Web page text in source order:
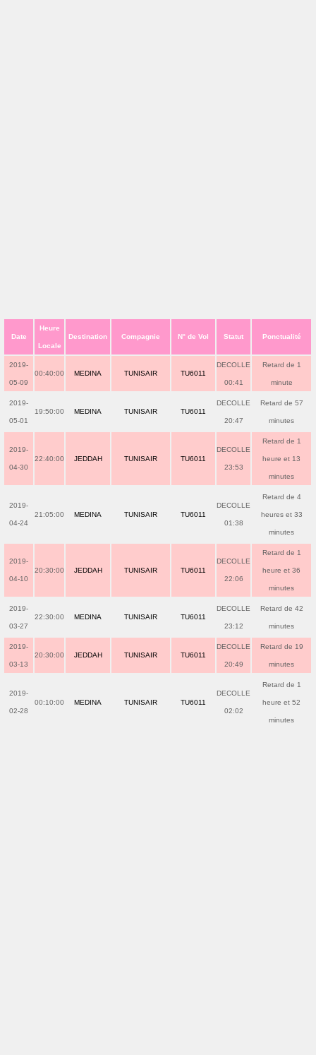
Date
Heure
Locale
Destination Compagnie N° de Vol Statut Ponctualité
2019-
05-09
00:40:00 MEDINA TUNISAIR TU6011
DECOLLE
00:41
Retard de 1
minute
2019-
05-01
19:50:00 MEDINA TUNISAIR TU6011
DECOLLE
20:47
Retard de 57
minutes
2019-
04-30
22:40:00 JEDDAH TUNISAIR TU6011
DECOLLE
23:53
Retard de 1
heure et 13
minutes
2019-
04-24
21:05:00 MEDINA TUNISAIR TU6011
DECOLLE
01:38
Retard de 4
heures et 33
minutes
2019-
04-10
20:30:00 JEDDAH TUNISAIR TU6011
DECOLLE
22:06
Retard de 1
heure et 36
minutes
2019-
03-27
22:30:00 MEDINA TUNISAIR TU6011
DECOLLE
23:12
Retard de 42
minutes
2019-
03-13
20:30:00 JEDDAH TUNISAIR TU6011
DECOLLE
20:49
Retard de 19
minutes
2019-
02-28
00:10:00 MEDINA TUNISAIR TU6011
DECOLLE
02:02
Retard de 1
heure et 52
minutes